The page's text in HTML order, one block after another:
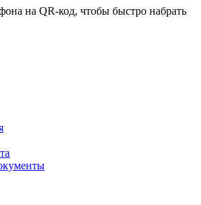
на QR-код, чтобы быстро набрать